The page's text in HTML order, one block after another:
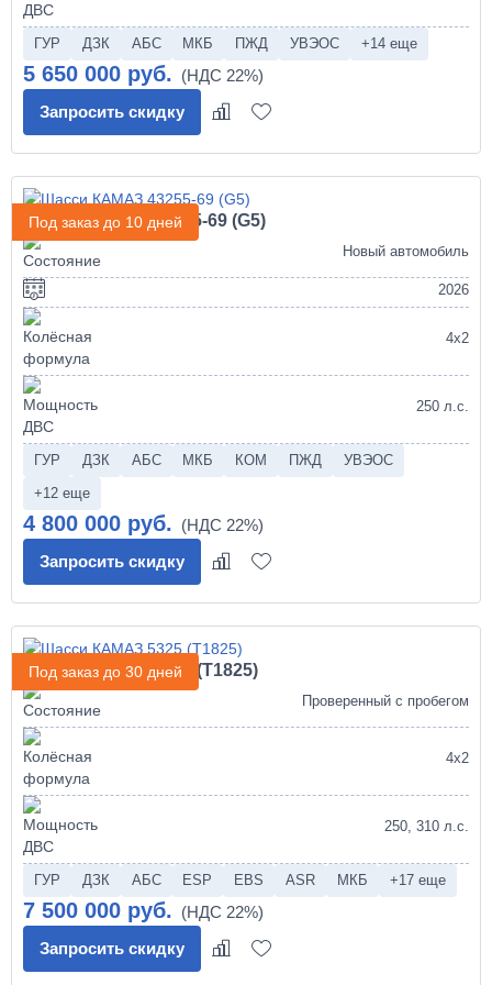
ГУР ДЗК АБС МКБ ПЖД УВЭОС +14 еще
5 650 000 руб.
Запросить скидку
Под заказ до 10 дней
Шасси КАМАЗ 43255-69 (G5)
Новый автомобиль
2026
4х2
250 л.с.
ГУР ДЗК АБС МКБ КОМ ПЖД
УВЭОС
+12 еще
4 800 000 руб.
Запросить скидку
Под заказ до 30 дней
Шасси КАМАЗ 5325 (Т1825)
Проверенный с пробегом
4х2
250, 310 л.с.
ГУР ДЗК АБС ESP EBS ASR МКБ +17 еще
7 500 000 руб.
Запросить скидку